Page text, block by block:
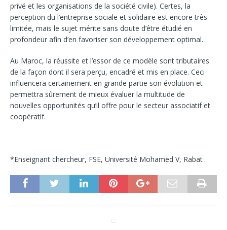
privé et les organisations de la société civile). Certes, la
perception du l’entreprise sociale et solidaire est encore très
limitée, mais le sujet mérite sans doute d’être étudié en
profondeur afin d’en favoriser son développement optimal.
Au Maroc, la réussite et l’essor de ce modèle sont tributaires
de la façon dont il sera perçu, encadré et mis en place. Ceci
influencera certainement en grande partie son évolution et
permettra sûrement de mieux évaluer la multitude de
nouvelles opportunités qu’il offre pour le secteur associatif et
coopératif.
*Enseignant chercheur, FSE, Université Mohamed V, Rabat